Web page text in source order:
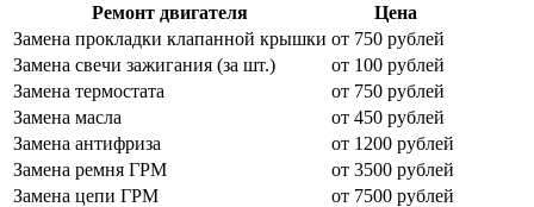
Ремонт двигателя
Цена
Замена прокладки клапанной крышки от 750 рублей
Замена свечи зажигания (за шт.)
от 100 рублей
Замена термостата
от 750 рублей
Замена масла
от 450 рублей
Замена антифриза
от 1200 рублей
Замена ремня ГРМ
от 3500 рублей
Замена цепи ГРМ
от 7500 рублей